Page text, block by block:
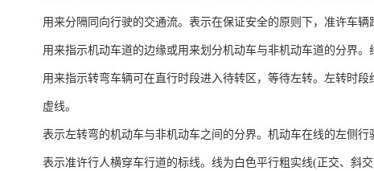
用来分隔同向行驶的交通流。表示在保证安全的原则下，准许车辆
用来指示机动车道的边缘或用来划分机动车与非机动车道的分界。
用来指示转弯车辆可在直行时段进入待转区，等待左转。左转时
虚线。
表示左转弯的机动车与非机动车之间的分界。机动车在线的左侧行
表示准许行人横穿车行道的标线。线为白色平行粗实线(正交、斜